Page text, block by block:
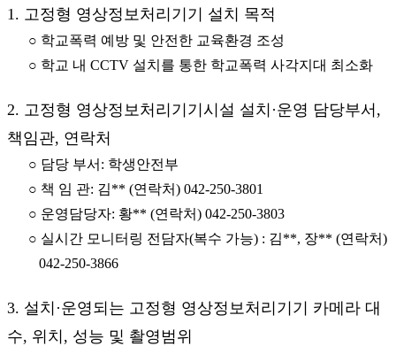
1. 고정형 영상정보처리기기 설치 목적
○ 학교폭력 예방 및 안전한 교육환경 조성
○ 학교 내 CCTV 설치를 통한 학교폭력 사각지대 최소화
2. 고정형 영상정보처리기기시설 설치·운영 담당부서,
책임관, 연락처
○ 담당 부서: 학생안전부
○ 책 임 관: 김** (연락처) 042-250-3801
○ 운영담당자: 황** (연락처) 042-250-3803
○ 실시간 모니터링 전담자(복수 가능) : 김**, 장** (연락처)
042-250-3866
3. 설치·운영되는 고정형 영상정보처리기기 카메라 대
수, 위치, 성능 및 촬영범위